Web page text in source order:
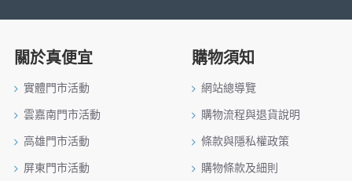
關於真便宜
實體門市活動
雲嘉南門市活動
高雄門市活動
屏東門市活動
購物須知
網站總導覽
購物流程與退貨說明
條款與隱私權政策
購物條款及細則